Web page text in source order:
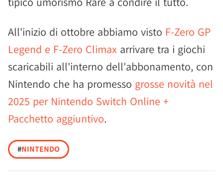
All'inizio di ottobre abbiamo visto F-Zero GP
Legend e F-Zero Climax arrivare tra i giochi
scaricabili all'interno dell'abbonamento, con
Nintendo che ha promesso grosse novità nel
2025 per Nintendo Switch Online +
Pacchetto aggiuntivo.
#NINTENDO